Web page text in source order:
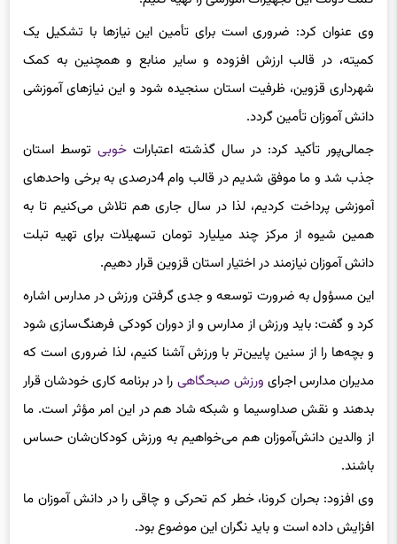
وی عنوان کرد: ضروری است برای تأمین این نیازها با تشکیل یک
کمیته، در قالب ارزش افزوده و سایر منابع و همچنین به کمک
شهرداری قزوین، ظرفیت استان سنجیده شود و این نیازهای آموزشی
دانش آموزان تأمین گردد.
جمالی‌پور تأکید کرد: در سال گذشته اعتبارات
جذب شد و ما موفق شدیم در قالب وام 4درصدی به برخی واحدهای
آموزشی پرداخت کردیم، لذا در سال جاری هم تلاش می‌کنیم تا به
همین شیوه از مرکز چند میلیارد تومان تسهیلات برای تهیه تبلت
دانش آموزان نیازمند در اختیار استان قزوین قرار دهیم.
این مسؤول به ضرورت توسعه و جدی گرفتن ورزش در مدارس اشاره
کرد و گفت: باید ورزش از مدارس و از دوران کودکی فرهنگ‌سازی شود
و بچه‌ها را از سنین پایین‌تر با ورزش آشنا کنیم، لذا ضروری است که
مدیران مدارس اجرایورزش صبحگاهیرا در برنامه کاری خودشان قرار
بدهند و نقش صداوسیما و شبکه شاد هم در این امر مؤثر است. ما
از والدین دانش‌آموزان هم می‌خواهیم به ورزش کودکان‌شان حساس
باشند.
وی افزود: بحران کرونا، خطر کم تحرکی و چاقی را در دانش آموزان ما
افزایش داده است و باید نگران این موضوع بود.
استاندار قزوین اظهار کرد: بی توجهی به فرهنگ تغذیه سالم که